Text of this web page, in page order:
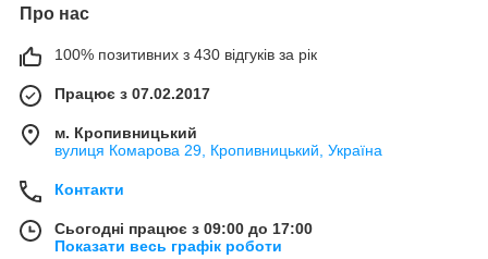
Про нас
100% позитивних з 430 відгуків за рік
Працює з 07.02.2017
м. Кропивницький
вулиця Комарова 29, Кропивницький, Україна
Контакти
Сьогодні працює з 09:00 до 17:00
Показати весь графік роботи